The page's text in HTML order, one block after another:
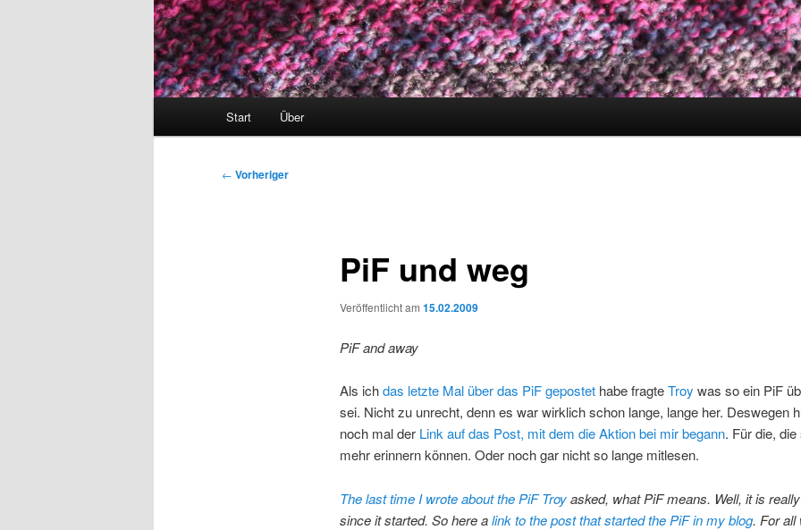
Start Über
Beitragsnavigation
← Vorheriger
PiF und weg
Veröffentlicht am 15.02.2009
PiF and away
Als ichdas letzte Mal über das PiF gepostethabe fragteTroy was so ein PiF
sei. Nicht zu unrecht, denn es war wirklich schon lange, lange her. Deswegen
noch mal der Link auf das Post, mit dem die Aktion bei mir begann. Für die,
mehr erinnern können. Oder noch gar nicht so lange mitlesen.
The last time I wrote about the PiFTroyasked, what PiF means. Well, it is
since it started. So here alink to the post that started the PiF in my blog. For all